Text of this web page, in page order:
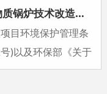
示期为2025年11
个工作日）。欢迎
。
青州市板纸厂有限公司生物质锅炉技术改造项目验收公示
目环境保护管理条
)以及环保部《关于
验收暂行办法〉的公
等法律文件有关规